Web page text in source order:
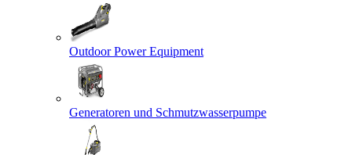
Outdoor Power Equipment
Generatoren und Schmutzwasserpumpe